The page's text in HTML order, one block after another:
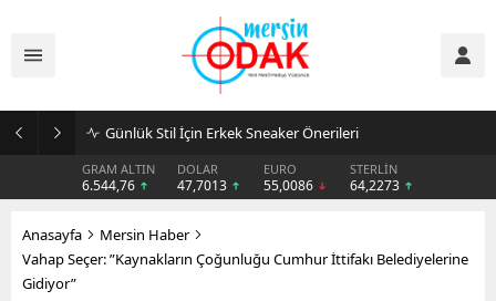
Günlük Stil İçin Erkek Sneaker Önerileri
GRAM ALTIN
6.544,76
DOLAR
47,7013
EURO
55,0086
STERLİN
64,2273
Anasayfa
Mersin Haber
Vahap Seçer: ”Kaynakların Çoğunluğu Cumhur İttifakı Belediyelerine
Gidiyor”